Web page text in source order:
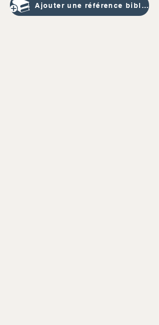
Ajouter une référence